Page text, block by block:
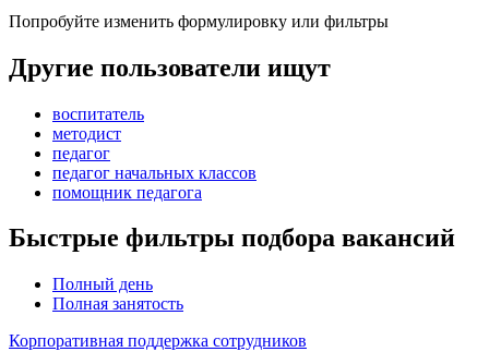
Попробуйте изменить формулировку или фильтры
Другие пользователи ищут
воспитатель
методист
педагог
педагог начальных классов
помощник педагога
Быстрые фильтры подбора вакансий
Полный день
Полная занятость
Корпоративная поддержка сотрудников